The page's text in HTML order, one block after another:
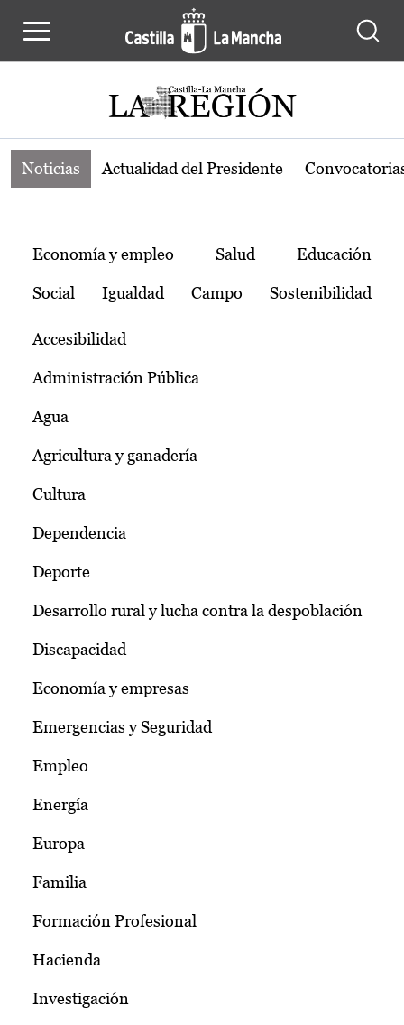
Noticias de la región de Castilla-La
Noticias Actualidad del Presidente
Temas
Economía y empleo Salud Educación
Social Igualdad Campo Sostenibilidad
Accesibilidad
Administración Pública
Agua
Agricultura y ganadería
Cultura
Dependencia
Deporte
Desarrollo rural y lucha contra la despoblación
Discapacidad
Economía y empresas
Emergencias y Seguridad
Empleo
Energía
Europa
Familia
Formación Profesional
Hacienda
Investigación